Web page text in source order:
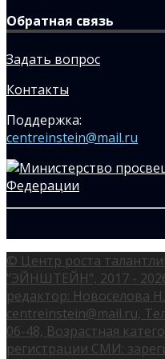
Обратная связь
Задать вопрос
Контакты
Поддержка:
centreinstein@mail.ru
© Центр роста
"ЭЙНШТЕЙН", 2017 -
редактор: Новоселова
centreinstein@mail.ru,
06-48, Возрастная
регистрации СМИ: